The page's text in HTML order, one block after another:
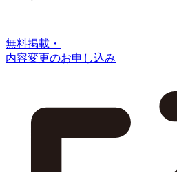
無料掲載・
内容変更のお申し込み